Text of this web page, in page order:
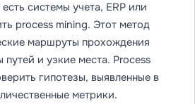
системы учета, ERP или
process mining. Этот метод
маршруты прохождения
путей и узкие места. Process
гипотезы, выявленные в
метрики.